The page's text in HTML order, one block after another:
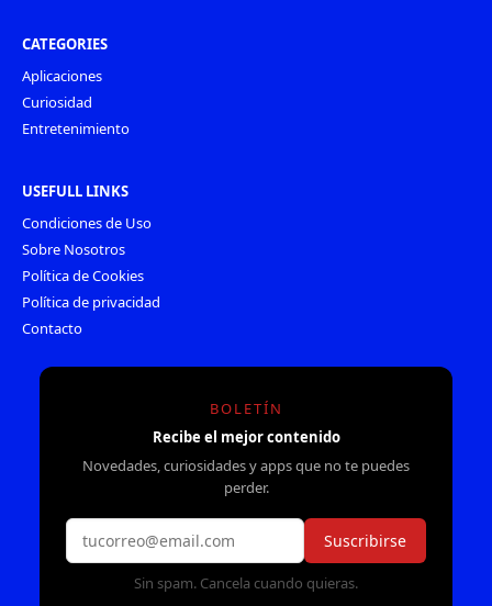
CATEGORIES
Aplicaciones
Curiosidad
Entretenimiento
USEFULL LINKS
Condiciones de Uso
Sobre Nosotros
Política de Cookies
Política de privacidad
Contacto
BOLETÍN
Recibe el mejor contenido
Novedades, curiosidades y apps que no te puedes
perder.
Suscribirse
Sin spam. Cancela cuando quieras.